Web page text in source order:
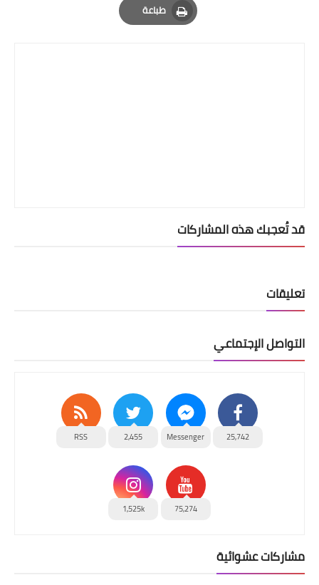
طباعة
Print
قد تُعجبك هذه المشاركات
تعليقات
التواصل الإجتماعي
25,742
Messenger
2,455
RSS
75,274
1,525k
مشاركات عشوائية